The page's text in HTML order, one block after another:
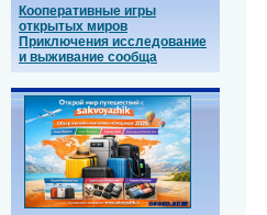
Кооперативные игры
открытых миров
Приключения исследование
и выживание сообща